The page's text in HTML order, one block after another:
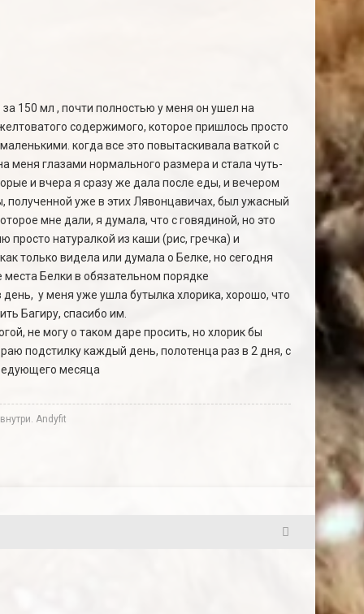
за 150 мл , почти полностью у меня он ушел на
содержимого, которое пришлось просто
когда все это повытаскивала ваткой с
меня глазами нормального размера и стала чуть-
и вчера я сразу же дала после еды, и вечером
полученной уже в этих Лявонцавичах, был ужасный
мне дали, я думала, что с говядиной, но это
натуралкой из каши (рис, гречка) и
только видела или думала о Белке, но сегодня
Белки в обязательном порядке
у меня уже ушла бутылка хлорика, хорошо, что
Багиру, спасибо им.
не могу о таком даре просить, но хлорик бы
подстилку каждый день, полотенца раз в 2 дня, с
месяца
Andyfit